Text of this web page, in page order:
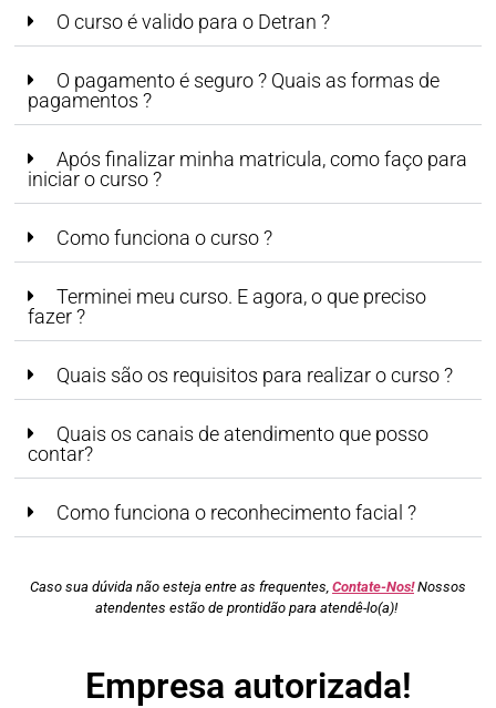
O curso é valido para o Detran ?
O pagamento é seguro ? Quais as formas de
pagamentos ?
Após finalizar minha matricula, como faço para
iniciar o curso ?
Como funciona o curso ?
Terminei meu curso. E agora, o que preciso
fazer ?
Quais são os requisitos para realizar o curso ?
Quais os canais de atendimento que posso
contar?
Como funciona o reconhecimento facial ?
Caso sua dúvida não esteja entre as frequentes, Contate-Nos!Nossos
atendentes estão de prontidão para atendê-lo(a)!
Empresa autorizada!